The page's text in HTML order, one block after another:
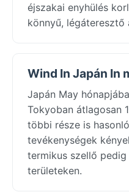
éjszakai enyhülés
könnyű, légáteresztő
Wind In Japán In
Japán May
Tokyoban átlagosan
többi része is
tevékenységek
termikus szellő
területeken.